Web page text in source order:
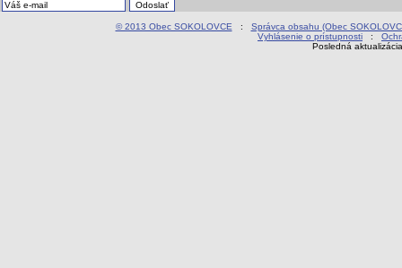
© 2013 Obec SOKOLOVCE : Správca obsahu (Obec
Vyhlásenie o prístupnosti :
Posledná